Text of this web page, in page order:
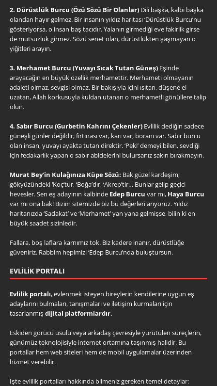
2. Dürüstlük Burcu (Özü Sözü Bir Olanlar) Dili başka, kalbi başka
olandan hayır gelmez. Bir insanın yıldız haritası ‘Dürüstlük Burcu’nu
gösteriyorsa, o insan baş tacıdır. Yalanın girmediği eve fakirlik girse
de mutsuzluk girmez. Sözü senet olan, dürüstlükten şaşmayan o
yiğitleri arayın.
3. Merhamet Burcu (Yuvayı Sıcak Tutan Güneş) Eşinde
arayacağın en büyük özellik merhamettir. Merhameti olmayanın
adaleti olmaz, sevgisi olmaz. Bir bakışıyla içini ısıtan, düşene el
uzatan, Allah korkusuyla kuldan utanan o merhametli gönüllere talip
olun.
4. Sabır Burcu (Gurbetin Kahrını Çekenler) Evlilik dediğin sadece
güneşli günler değildir; fırtınası var, karı var, boranı var. Sabır burcu
olan insan, yuvayı ayakta tutan direktir. ‘Peki’ demeyi bilen, sevdiği
için fedakarlık yapan o sabır abidelerini bulursanız sakın bırakmayın.
Murat Bey’in Kulağınıza Küpe Sözü: Bak güzel kardeşim;
gökyüzündeki ‘Koç’tur, ‘Boğa’dır, ‘Akrep’tir… Bunlar gelip geçici
hevesler. Sen eş adayının kalbinde Edep Burcu var mı, Haya Burcu
var mı ona bak! Bizim sitemizde biz bu değerleri arıyoruz. Yıldız
haritanızda ‘Sadakat’ ve ‘Merhamet’ yan yana gelmişse, bilin ki en
büyük saadet sizinledir.
Fallara, boş laflara karnımız tok. Biz kadere inanır, dürüstlüğe
güveniriz. Rabbim hepimizi ‘Edep Burcu’nda buluştursun.
EVLILIK PORTALI
Evlilik portalı, evlenmek isteyen bireylerin kendilerine uygun eş
adaylarını bulmaları, tanışmaları ve iletişim kurmaları için
tasarlanmış dijital platformlardır.
Eskiden görücü usulü veya arkadaş çevresiyle yürütülen süreçlerin,
günümüz teknolojisiyle internet ortamına taşınmış halidir. Bu
portallar hem web siteleri hem de mobil uygulamalar üzerinden
hizmet verebilir.
İşte evlilik portalları hakkında bilmeniz gereken temel detaylar: